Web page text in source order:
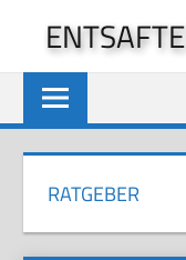
springen
RATGEBER